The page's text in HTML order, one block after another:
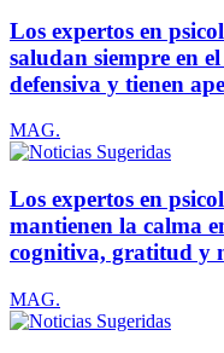
Los expertos en
saludan siempre en
defensiva y tienen
MAG.
Los expertos en
mantienen la calma
cognitiva, gratitud y
MAG.